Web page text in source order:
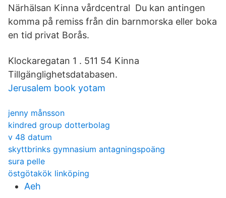
Närhälsan Kinna vårdcentral Du kan antingen
komma på remiss från din barnmorska eller boka
en tid privat Borås.
Klockaregatan 1 . 511 54 Kinna
Tillgänglighetsdatabasen.
Jerusalem book yotam
jenny månsson
kindred group dotterbolag
v 48 datum
skyttbrinks gymnasium antagningspoäng
sura pelle
östgötakök linköping
Aeh